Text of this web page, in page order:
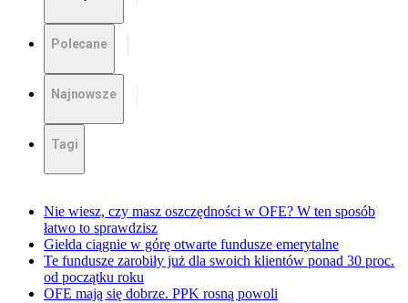
Polecane
Najnowsze
Tagi
Nie wiesz, czy masz oszczędności w OFE? W ten sposób
łatwo to sprawdzisz
Giełda ciągnie w górę otwarte fundusze emerytalne
Te fundusze zarobiły już dla swoich klientów ponad 30 proc.
od początku roku
OFE mają się dobrze. PPK rosną powoli